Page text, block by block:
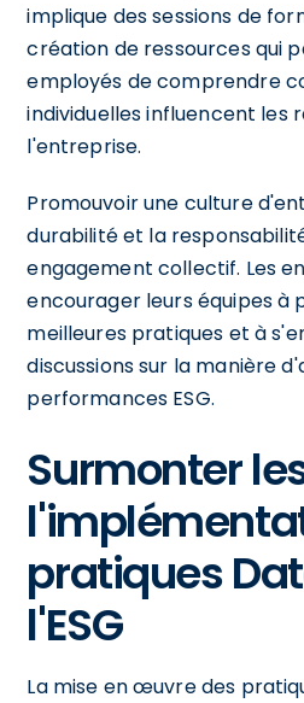
implique des sessions de
création de ressources qui
employés de comprendre
individuelles influencent les
l'entreprise.
Promouvoir une culture
durabilité et la
engagement collectif. Les
encourager leurs équipes à
meilleures pratiques et à
discussions sur la manière
performances ESG.
Surmonter
pratiques
l'ESG
La mise en œuvre des